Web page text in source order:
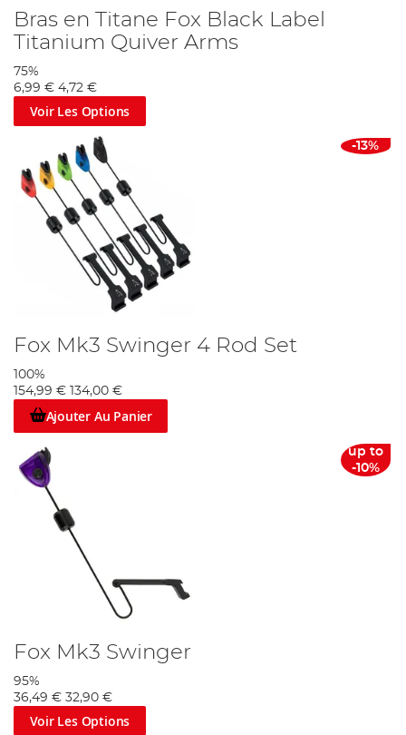
Bras en Titane Fox Black Label
Titanium Quiver Arms
75%
6,99 € 4,72 €
Voir Les Options
-13%
Fox Mk3 Swinger 4 Rod Set
100%
154,99 €
134,00 €
Ajouter Au Panier
up to
-10%
Fox Mk3 Swinger
95%
36,49 € 32,90 €
Voir Les Options